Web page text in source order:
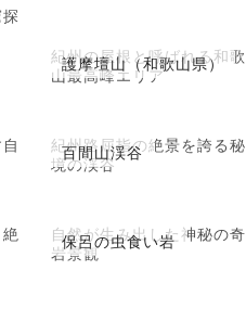
護摩壇山（和歌山県）
紀州の屋根と呼ばれる和歌
山最高峰エリア
百間山渓谷
紀州路屈指の絶景を誇る秘
境の渓谷
保呂の虫食い岩
自然が生み出した神秘の奇
岩景観